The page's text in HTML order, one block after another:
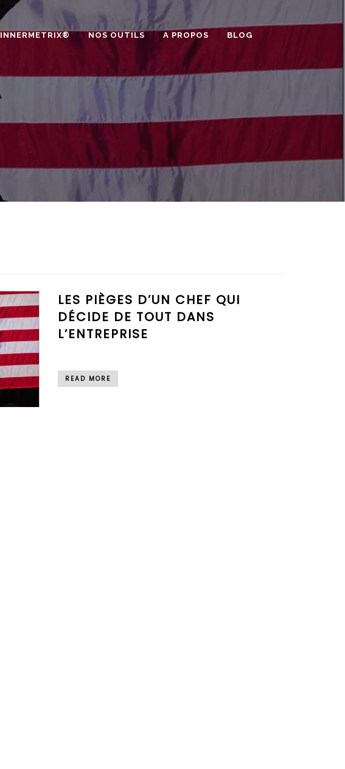
INNERMETRIX® NOS OUTILS A PROPOS BLOG
LES PIÈGES D’UN CHEF QUI
DÉCIDE DE TOUT DANS
L’ENTREPRISE
READ MORE